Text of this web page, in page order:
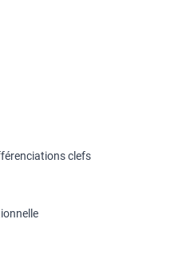
clefs